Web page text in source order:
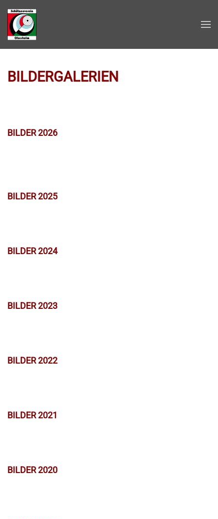
Zum Hauptinhalt springen
BILDERGALERIEN
BILDER 2026
BILDER 2025
BILDER 2024
BILDER 2023
BILDER 2022
BILDER 2021
BILDER 2020